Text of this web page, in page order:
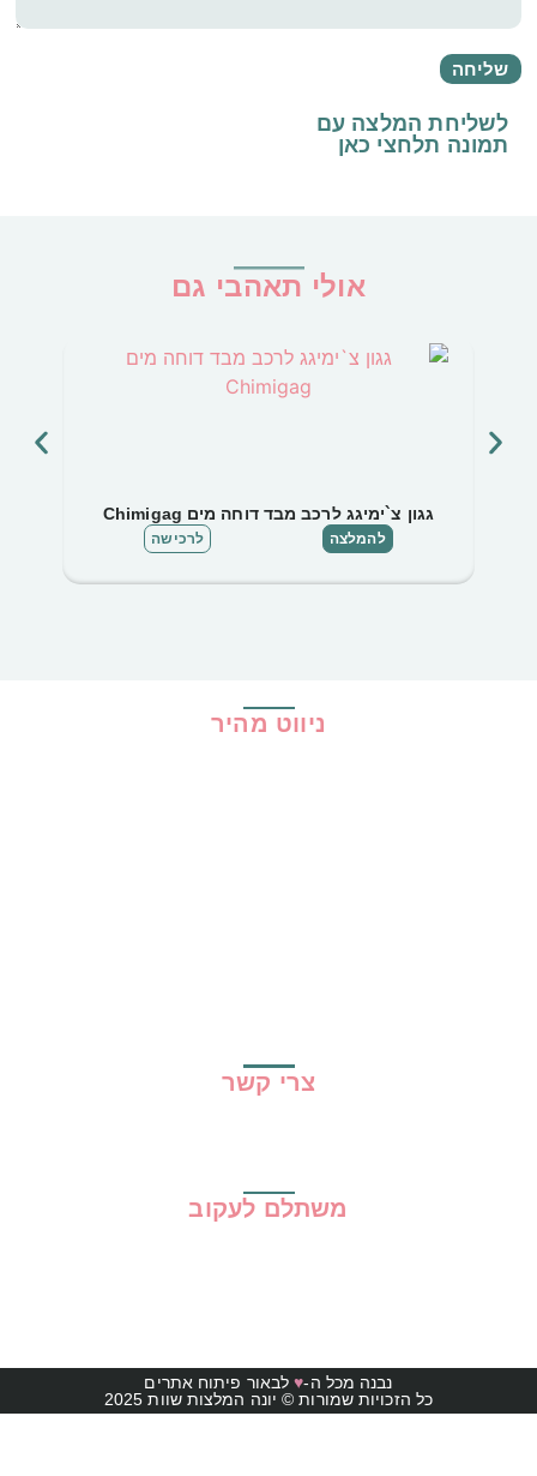
לשליחת המלצה עם
תמונה תלחצי כאן
אולי תאהבי גם
גגון צ`ימיגג לרכב מבד דוחה מים Chimigag
להמלצה לרכישה
ניווט מהיר
צרי קשר
משתלם לעקוב
נבנה מכל ה-♥לבאור פיתוח אתרים
כל הזכויות שמורות © יונה המלצות שוות 2025